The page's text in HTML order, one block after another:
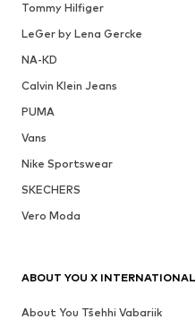
Tommy Hilfiger
LeGer by Lena Gercke
NA-KD
Calvin Klein Jeans
PUMA
Vans
Nike Sportswear
SKECHERS
Vero Moda
ABOUT YOU X INTERNATIONAL
About You Tšehhi Vabariik